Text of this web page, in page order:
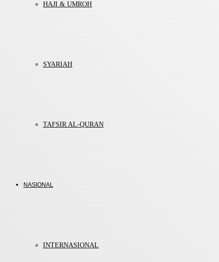
HAJI & UMROH
SYARIAH
TAFSIR AL-QURAN
NASIONAL
INTERNASIONAL